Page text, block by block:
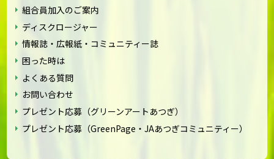
組合員加入のご案内
ディスクロージャー
情報誌・広報紙・コミュニティー誌
困った時は
よくある質問
お問い合わせ
プレゼント応募（グリーンアートあつぎ）
プレゼント応募（GreenPage・JAあつぎコミュニティー）